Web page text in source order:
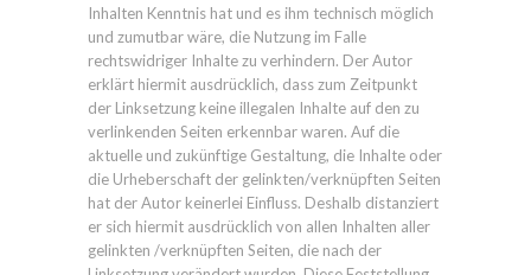
Inhalten Kenntnis hat und es ihm technisch möglich
und zumutbar wäre, die Nutzung im Falle
rechtswidriger Inhalte zu verhindern. Der Autor
erklärt hiermit ausdrücklich, dass zum Zeitpunkt
der Linksetzung keine illegalen Inhalte auf den zu
verlinkenden Seiten erkennbar waren. Auf die
aktuelle und zukünftige Gestaltung, die Inhalte oder
die Urheberschaft der gelinkten/verknüpften Seiten
hat der Autor keinerlei Einfluss. Deshalb distanziert
er sich hiermit ausdrücklich von allen Inhalten aller
gelinkten /verknüpften Seiten, die nach der